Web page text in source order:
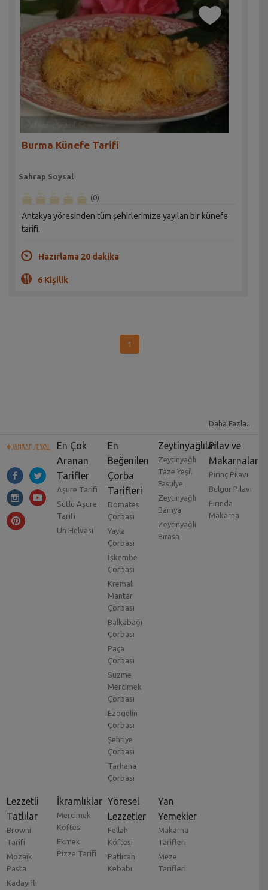
Burma Künefe Tarifi
Sahrap Soysal
(0)
Antakya yöresinden tüm şehirlerimize yayılan bir künefe
tarifi.
Hazırlama 20 dakika
6 Kişilik
1
Daha Fazla..
En Çok
Aranan
Tarifler
Aşure Tarifi
Sütlü Aşure
Tarifi
Un Helvası
En
Beğenilen
Çorba
Tarifleri
Domates
Çorbası
Yayla
Çorbası
İşkembe
Çorbası
Kremalı
Mantar
Çorbası
Balkabağı
Çorbası
Paça
Çorbası
Süzme
Mercimek
Çorbası
Ezogelin
Çorbası
Şehriye
Çorbası
Tarhana
Çorbası
Zeytinyağlılar
Zeytinyağlı
Taze Yeşil
Fasulye
Zeytinyağlı
Bamya
Zeytinyağlı
Pırasa
Pilav ve
Makarnalar
Pirinç Pilavı
Bulgur Pilavı
Fırında
Makarna
Lezzetli
Tatlılar
Browni
Tarifi
Mozaik
Pasta
Kadayıflı
İkramlıklar
Mercimek
Köftesi
Ekmek
Pizza Tarifi
Yöresel
Lezzetler
Fellah
Köftesi
Patlıcan
Kebabı
Yan
Yemekler
Makarna
Tarifleri
Meze
Tarifleri